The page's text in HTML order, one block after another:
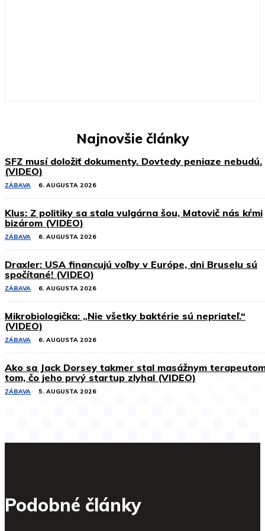
Najnovšie články
SFZ musí doložiť dokumenty. Dovtedy peniaze nebudú.
(VIDEO)
ZÁBAVA 6. AUGUSTA 2026
Klus: Z politiky sa stala vulgárna šou, Matovič nás kŕmi
bizárom (VIDEO)
ZÁBAVA 6. AUGUSTA 2026
Draxler: USA financujú voľby v Európe, dni Bruselu sú
spočítané! (VIDEO)
ZÁBAVA 6. AUGUSTA 2026
Mikrobiologička: „Nie všetky baktérie sú nepriateľ.“
(VIDEO)
ZÁBAVA 6. AUGUSTA 2026
Ako sa Jack Dorsey takmer stal masážnym
tom, čo jeho prvý startup zlyhal (VIDEO)
ZÁBAVA 5. AUGUSTA 2026
Podobné články